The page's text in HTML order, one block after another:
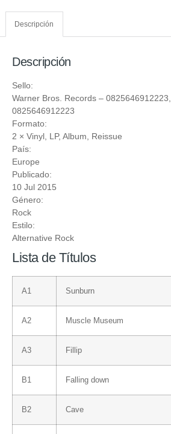
Descripción
Descripción
Sello:
Warner Bros. Records ‎– 0825646912223,
0825646912223
Formato:
2 × Vinyl, LP, Album, Reissue
País:
Europe
Publicado:
10 Jul 2015
Género:
Rock
Estilo:
Alternative Rock
Lista de Títulos
A1 Sunburn
A2 Muscle Museum
A3 Fillip
B1 Falling down
B2 Cave